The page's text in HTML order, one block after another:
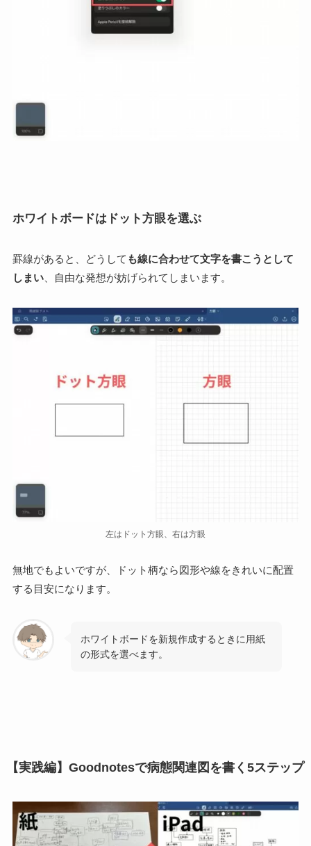
ホワイトボードはドット方眼を選ぶ
罫線があると、どうして も線に合わせて文字を書こうとして
しまい、自由な発想が妨げられてしまいます。
左はドット方眼、右は方眼
無地でもよいですが、ドット柄なら図形や線をきれいに配置
する目安になります。
ホワイトボードを新規作成するときに用紙
の形式を選べます。
【実践編】Goodnotesで病態関連図を書く5ステップ